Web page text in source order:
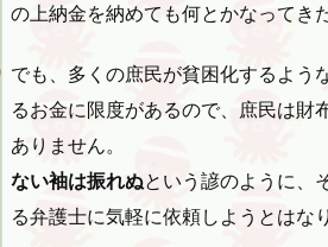
の上納金を納めても何とかなってき
でも、多くの庶民が貧困化するよう
るお金に限度があるので、庶民は財
ありません。
ない袖は振れぬという諺のように、
る弁護士に気軽に依頼しようとはな